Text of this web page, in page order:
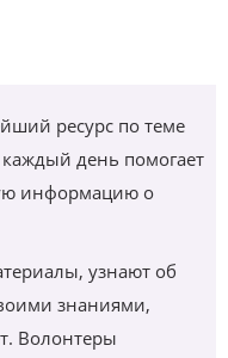
ресурс по теме
день помогает
информацию о
узнают об
знаниями,
Волонтеры